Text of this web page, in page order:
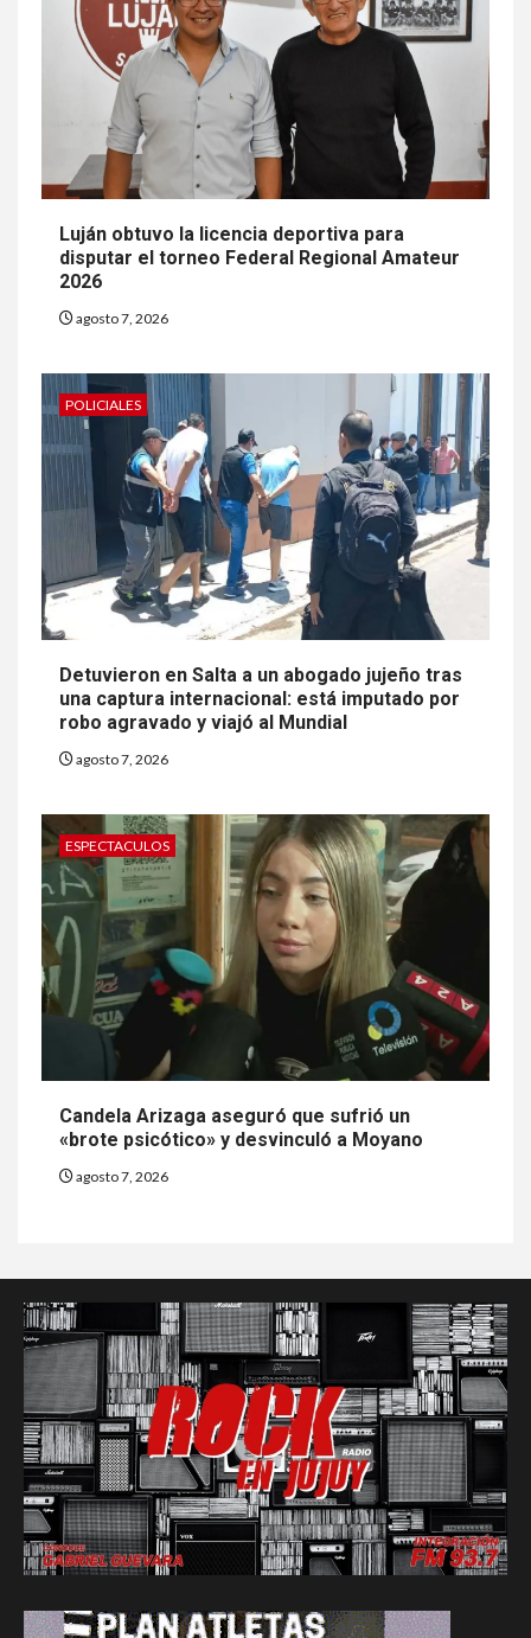
Luján obtuvo la licencia deportiva para
disputar el torneo Federal Regional Amateur
2026
agosto 7, 2026
POLICIALES
Detuvieron en Salta a un abogado jujeño tras
una captura internacional: está imputado por
robo agravado y viajó al Mundial
agosto 7, 2026
ESPECTACULOS
Candela Arizaga aseguró que sufrió un
«brote psicótico» y desvinculó a Moyano
agosto 7, 2026